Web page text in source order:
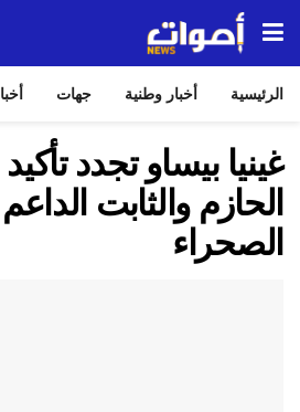
الرئيسية أخبار وطنية جهات
غينيا بيساو تجدد
الحازم والثابت
الصحراء